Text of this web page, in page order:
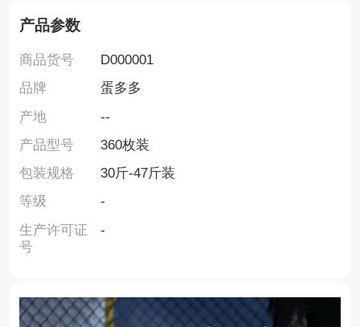
产品参数
商品货号
D000001
品牌
蛋多多
产地
--
产品型号
360枚装
包装规格
30斤-47斤装
等级
-
生产许可证
号
-